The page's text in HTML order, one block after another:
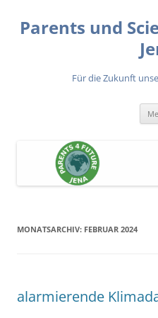
springen
Parents und
Für die Zukunft
MONATSARCHIV: FEBRUAR 2024
alarmierende